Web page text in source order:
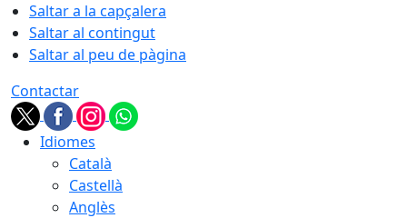
Saltar a la capçalera
Saltar al contingut
Saltar al peu de pàgina
Contactar
Idiomes
Català
Castellà
Anglès